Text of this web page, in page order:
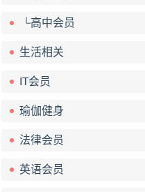
└高中会员
生活相关
IT会员
瑜伽健身
法律会员
英语会员